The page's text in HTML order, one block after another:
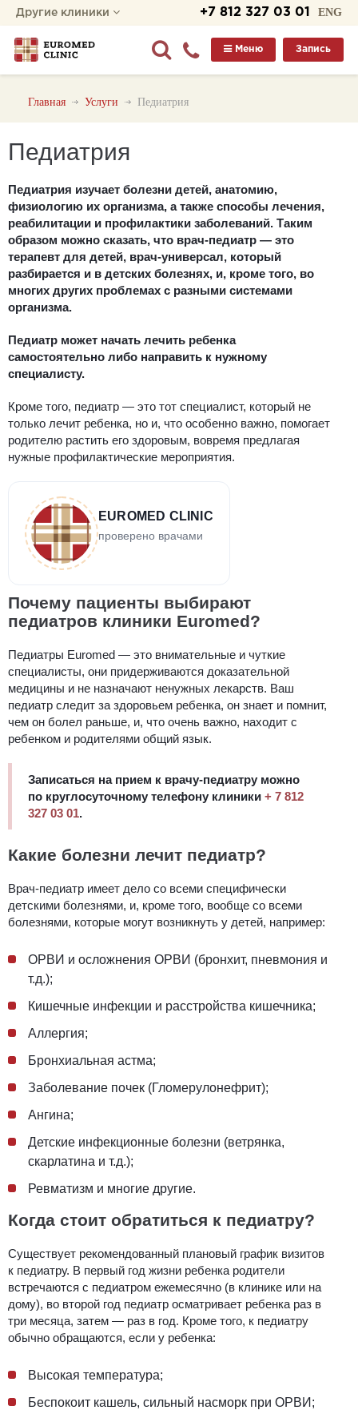
ENG
+7 812 327 03 01
Другие клиники
Запись
Меню
Главная Услуги Педиатрия
Педиатрия
Педиатрия изучает болезни детей, анатомию,
физиологию их организма, а также способы лечения,
реабилитации и профилактики заболеваний. Таким
образом можно сказать, что врач-педиатр — это
терапевт для детей, врач-универсал, который
разбирается и в детских болезнях, и, кроме того, во
многих других проблемах с разными системами
организма.
Педиатр может начать лечить ребенка
самостоятельно либо направить к нужному
специалисту.
Кроме того, педиатр — это тот специалист, который не
только лечит ребенка, но и, что особенно важно, помогает
родителю растить его здоровым, вовремя предлагая
нужные профилактические мероприятия.
EUROMED CLINIC
проверено врачами
Почему пациенты выбирают
педиатров клиники Euromed?
Педиатры Euromed — это внимательные и чуткие
специалисты, они придерживаются доказательной
медицины и не назначают ненужных лекарств. Ваш
педиатр следит за здоровьем ребенка, он знает и помнит,
чем он болел раньше, и, что очень важно, находит с
ребенком и родителями общий язык.
Записаться на прием к врачу-педиатру можно
по круглосуточному телефону клиники + 7 812
327 03 01.
Какие болезни лечит педиатр?
Врач-педиатр имеет дело со всеми специфически
детскими болезнями, и, кроме того, вообще со всеми
болезнями, которые могут возникнуть у детей, например:
ОРВИ и осложнения ОРВИ (бронхит, пневмония и
т.д.);
Кишечные инфекции и расстройства кишечника;
Аллергия;
Бронхиальная астма;
Заболевание почек (Гломерулонефрит);
Ангина;
Детские инфекционные болезни (ветрянка,
скарлатина и т.д.);
Ревматизм и многие другие.
Когда стоит обратиться к педиатру?
Существует рекомендованный плановый график визитов
к педиатру. В первый год жизни ребенка родители
встречаются с педиатром ежемесячно (в клинике или на
дому), во второй год педиатр осматривает ребенка раз в
три месяца, затем — раз в год. Кроме того, к педиатру
обычно обращаются, если у ребенка:
Высокая температура;
Беспокоит кашель, сильный насморк при ОРВИ;